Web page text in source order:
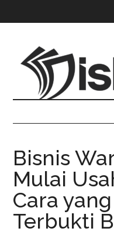
Bisnis
Mulai
Cara
Terbukti